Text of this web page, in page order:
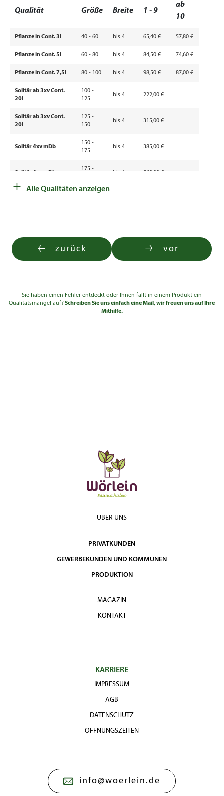
Qualität Größe Breite 1 - 9
ab
10
Pflanze in Cont. 3l 40 - 60 bis 4 65,40 € 57,80 €
Pflanze in Cont. 5l 60 - 80 bis 4 84,50 € 74,60 €
Pflanze in Cont. 7,5l 80 - 100 bis 4 98,50 € 87,00 €
Solitär ab 3xv Cont.
20l
100 -
125
bis 4 222,00 €
Solitär ab 3xv Cont.
20l
125 -
150
bis 4 315,00 €
Solitär 4xv mDb
150 -
175
bis 4 385,00 €
Solitär 4xv mDb
175 -
bis 4 560,00 €
Solitär 5xv mDb
300 -
2.220,00
+ Alle Qualitäten anzeigen
zurück vor
Sie haben einen Fehler entdeckt oder Ihnen fällt in einem Produkt ein
Qualitätsmangel auf?Schreiben Sie uns einfach eine Mail, wir freuen uns auf Ihre
Mithilfe.
ÜBER UNS
PRIVATKUNDEN
GEWERBEKUNDEN UND KOMMUNEN
PRODUKTION
MAGAZIN
KONTAKT
KARRIERE
IMPRESSUM
AGB
DATENSCHUTZ
ÖFFNUNGSZEITEN
info@woerlein.de